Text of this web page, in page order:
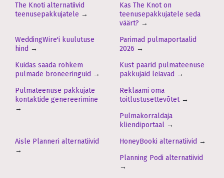
The Knoti alternatiivid
teenusepakkujatele →
Kas The Knot on
teenusepakkujatele seda
väärt? →
WeddingWire'i kuulutuse
hind →
Parimad pulmaportaalid
2026 →
Kuidas saada rohkem
pulmade broneeringuid →
Kust paarid pulmateenuse
pakkujaid leiavad →
Pulmateenuse pakkujate
kontaktide genereerimine
→
Reklaami oma
toitlustusettevõtet→
Pulmakorraldaja
kliendiportaal →
Aisle Planneri alternatiivid
→
HoneyBooki alternatiivid →
Planning Podi alternatiivid
→